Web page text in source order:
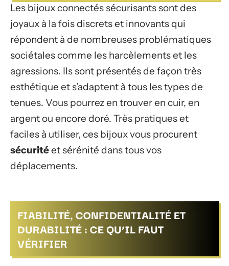
Les bijoux connectés sécurisants sont des
joyaux à la fois discrets et innovants qui
répondent à de nombreuses problématiques
sociétales comme les harcèlements et les
agressions. Ils sont présentés de façon très
esthétique et s’adaptent à tous les types de
tenues. Vous pourrez en trouver en cuir, en
argent ou encore doré. Très pratiques et
faciles à utiliser, ces bijoux vous procurent
sécuritéet sérénité dans tous vos
déplacements.
FIABILITÉ, CONFIDENTIALITÉ ET
DURABILITÉ : CE QU’IL FAUT
VÉRIFIER